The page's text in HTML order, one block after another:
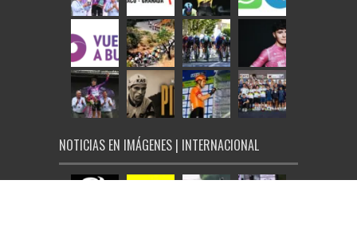
NOTICIAS EN IMÁGENES | INTERNACIONAL